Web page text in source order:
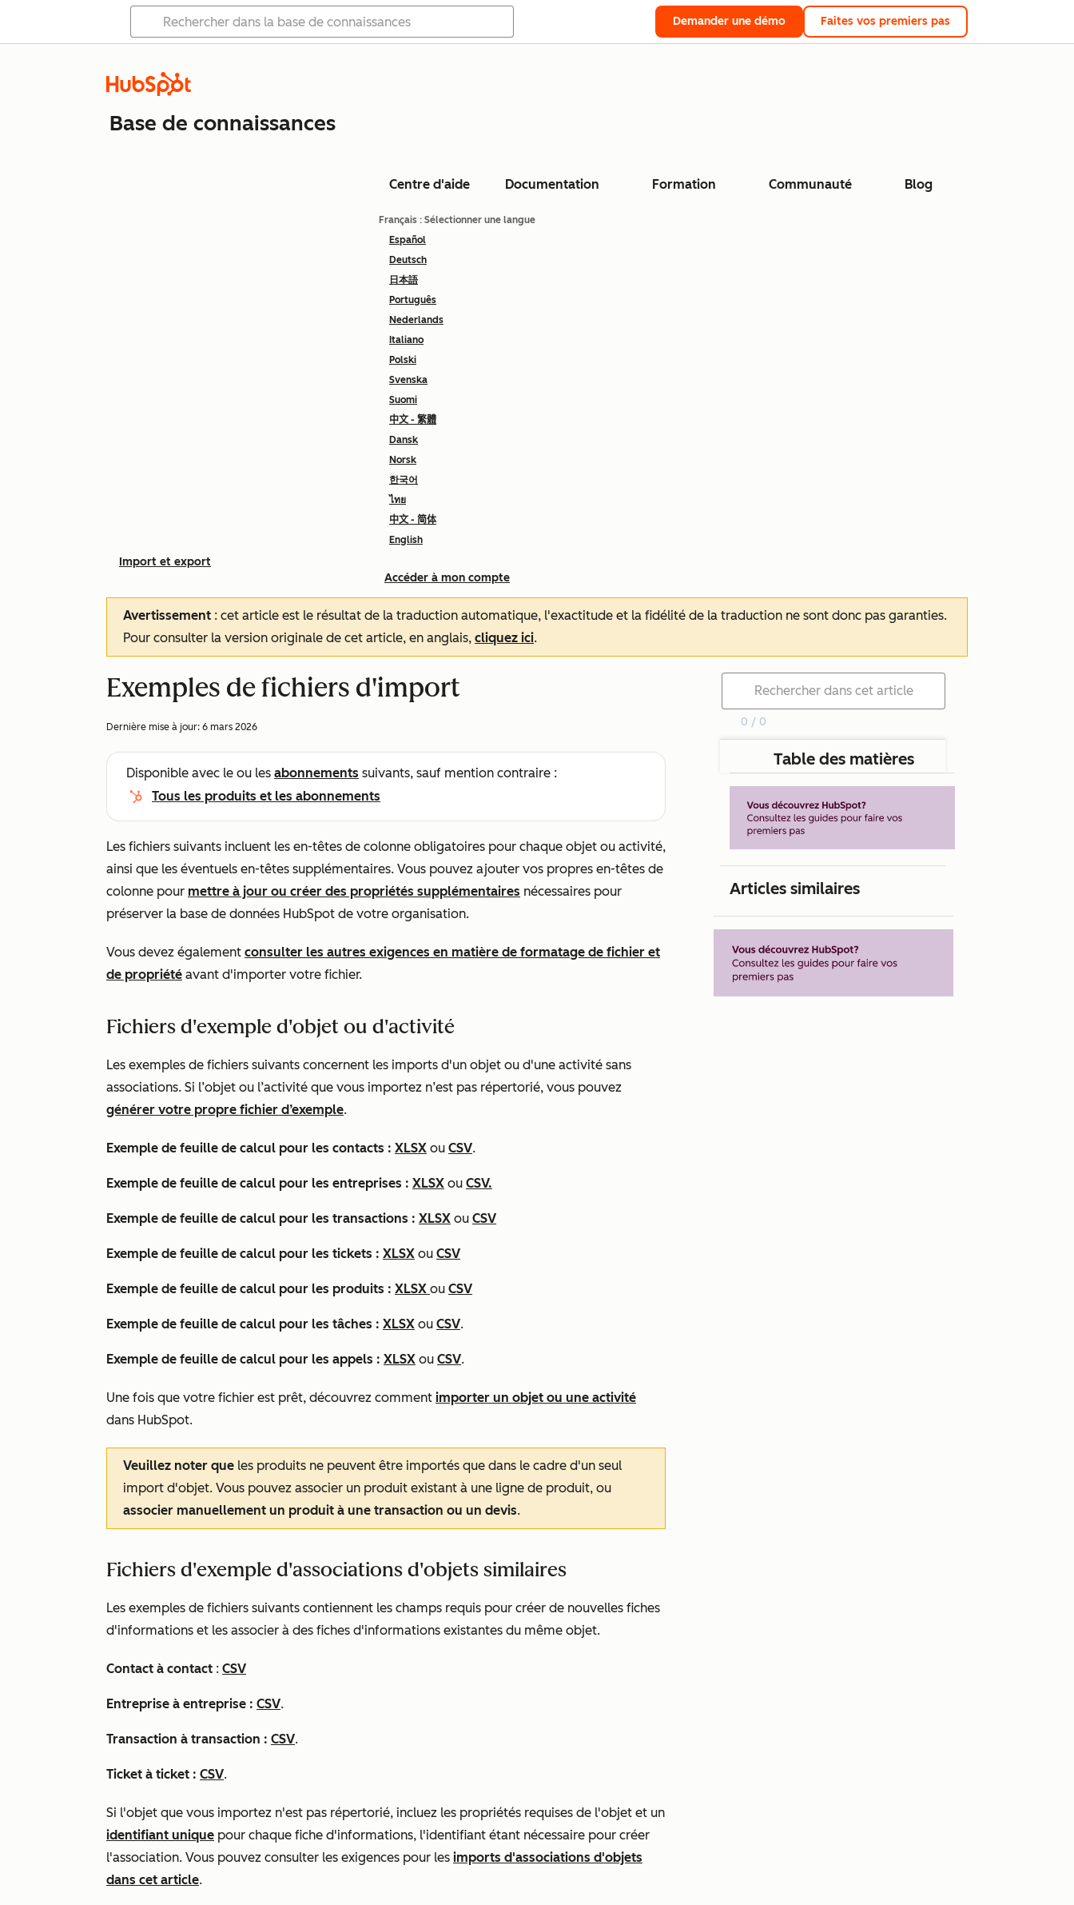
Demander une démo Faites vos premiers pas
Base de connaissances
Centre d'aide Documentation Formation Communauté Blog
Français : Sélectionner une langue
Español
Deutsch
日本語
Português
Nederlands
Italiano
Polski
Svenska
Suomi
中文 - 繁體
Dansk
Norsk
한국어
ไทย
中文 - 简体
English
Accéder à mon compte
Import et export
Avertissement : cet article est le résultat de la traduction automatique, l'exactitude et la fidélité de la traduction ne sont donc pas garanties.
Pour consulter la version originale de cet article, en anglais, cliquez ici.
Exemples de fichiers d'import
Dernière mise à jour: 6 mars 2026
Disponible avec le ou les abonnements suivants, sauf mention contraire :
Tous les produits et les abonnements
Les fichiers suivants incluent les en-têtes de colonne obligatoires pour chaque objet ou activité,
ainsi que les éventuels en-têtes supplémentaires. Vous pouvez ajouter vos propres en-têtes de
colonne pour mettre à jour ou créer des propriétés supplémentaires nécessaires pour
préserver la base de données HubSpot de votre organisation.
Vous devez également consulter les autres exigences en matière de formatage de fichier et
de propriété avant d'importer votre fichier.
Fichiers d'exemple d'objet ou d'activité
Les exemples de fichiers suivants concernent les imports d'un objet ou d'une activité sans
associations. Si l’objet ou l’activité que vous importez n’est pas répertorié, vous pouvez
générer votre propre fichier d’exemple.
Exemple de feuille de calcul pour les contacts : XLSX ou CSV.
Exemple de feuille de calcul pour les entreprises : XLSX ou CSV.
Exemple de feuille de calcul pour les transactions : XLSX ou CSV
Exemple de feuille de calcul pour les tickets : XLSX ou CSV
Exemple de feuille de calcul pour les produits : XLSX ou CSV
Exemple de feuille de calcul pour les tâches : XLSX ou CSV.
Exemple de feuille de calcul pour les appels : XLSX ou CSV.
Une fois que votre fichier est prêt, découvrez comment importer un objet ou une activité
dans HubSpot.
Veuillez noter que les produits ne peuvent être importés que dans le cadre d'un seul
import d'objet. Vous pouvez associer un produit existant à une ligne de produit, ou
associer manuellement un produit à une transaction ou un devis.
Fichiers d'exemple d'associations d'objets similaires
Les exemples de fichiers suivants contiennent les champs requis pour créer de nouvelles fiches
d'informations et les associer à des fiches d'informations existantes du même objet.
Contact à contact : CSV
Entreprise à entreprise : CSV.
Transaction à transaction : CSV.
Ticket à ticket : CSV.
Si l'objet que vous importez n'est pas répertorié, incluez les propriétés requises de l'objet et un
identifiant unique pour chaque fiche d'informations, l'identifiant étant nécessaire pour créer
l'association. Vous pouvez consulter les exigences pour les imports d'associations d'objets
dans cet article.
0 / 0
Table des matières
Articles similaires